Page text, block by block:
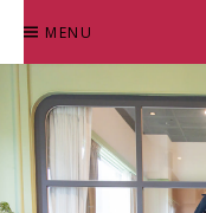
content
MENU